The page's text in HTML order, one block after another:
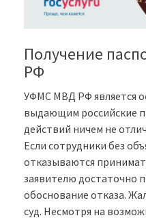
Получение
РФ
УФМС МВД РФ является
выдающим российские
действий ничем не
Если сотрудники без
отказываются
заявителю достаточно
обоснование отказа.
суд. Несмотря на